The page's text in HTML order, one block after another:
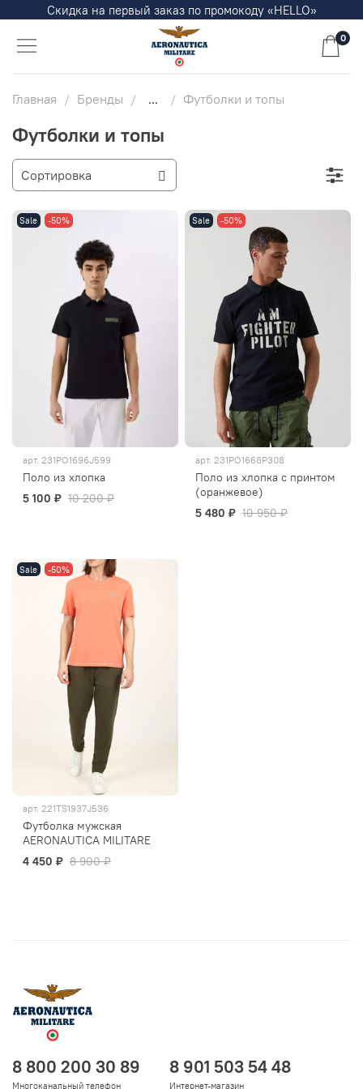
Скидка на первый заказ по промокоду «HELLO»
0
Главная Бренды ... Футболки и топы
Футболки и топы
Sale -50%
арт. 231PO1696J599
Поло из хлопка
5 100 ₽ 10 200 ₽
Sale -50%
арт. 231PO1668P308
Поло из хлопка с принтом
(оранжевое)
5 480 ₽ 10 950 ₽
Sale -50%
арт. 221TS1937J536
Футболка мужская
AERONAUTICA MILITARE
4 450 ₽ 8 900 ₽
8 800 200 30 89
Многоканальный телефон
8 901 503 54 48
Интернет-магазин